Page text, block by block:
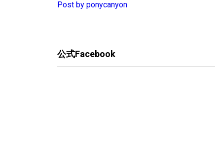
Post by ponycanyon
公式Facebook